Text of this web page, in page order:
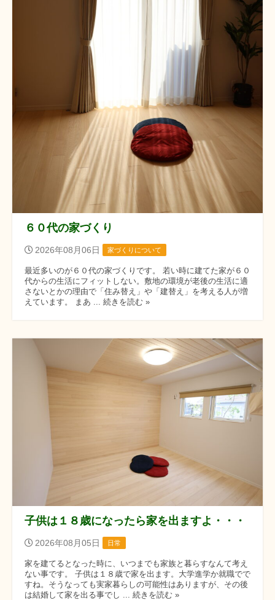
６０代の家づくり
2026年08月06日 家づくりについて
最近多いのが６０代の家づくりです。 若い時に建てた家が６０
代からの生活にフィットしない。敷地の環境が老後の生活に適
さないとかの理由で「住み替え」や「建替え」を考える人が増
えています。 まあ ... 続きを読む »
子供は１８歳になったら家を出ますよ・・・
2026年08月05日 日常
家を建てるとなった時に、いつまでも家族と暮らすなんて考え
ない事です。 子供は１８歳で家を出ます。大学進学か就職でで
すね。そうなっても実家暮らしの可能性はありますが、その後
は結婚して家を出る事でし ... 続きを読む »